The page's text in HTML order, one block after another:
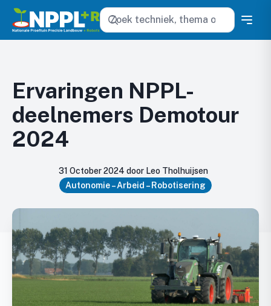
Zoeken
Ervaringen NPPL-
deelnemers Demotour
2024
31 October 2024 door Leo Tholhuijsen
Autonomie – Arbeid – Robotisering